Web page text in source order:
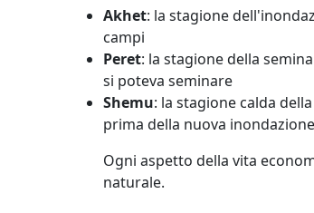
Akhet: la stagione
campi
Peret: la stagione della
si poteva seminare
Shemu: la stagione calda
prima della nuova inondazione
Ogni aspetto della vita
naturale.